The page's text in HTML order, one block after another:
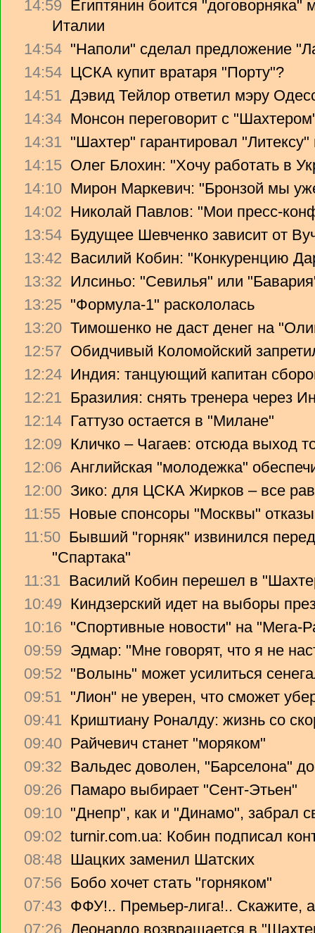
14:59
Египтянин боится
Италии
14:54 "Наполи" сделал предложение
14:54 ЦСКА купит вратаря "Порту"?
14:51 Дэвид Тейлор ответил мэру
14:34 Монсон переговорит с
14:31 "Шахтер" гарантировал
14:15 Олег Блохин: "Хочу работать в
14:10 Мирон Маркевич: "Бронзой мы
14:02 Николай Павлов: "Мои пресс-
13:54 Будущее Шевченко зависит от
13:42 Василий Кобин: "Конкуренцию
13:32 Илсиньо: "Севилья" или
13:25 "Формула-1" раскололась
13:20 Тимошенко не даст денег на
12:57 Обидчивый Коломойский
12:24 Индия: танцующий капитан
12:21 Бразилия: снять тренера через
12:14 Гаттузо остается в "Милане"
12:09 Кличко – Чагаев: отсюда выход
12:06 Английская "молодежка"
12:00 Зико: для ЦСКА Жирков – все
11:55 Новые спонсоры "Москвы"
11:50 Бывший "горняк" извинился
"Спартака"
11:31 Василий Кобин перешел в
10:49 Киндзерский идет на выборы
10:16 "Спортивные новости" на "Мега-
09:59 Эдмар: "Мне говорят, что я не
09:52 "Волынь" может усилиться
09:51 "Лион" не уверен, что сможет
09:41 Криштиану Роналду: жизнь со
09:40 Райчевич станет "моряком"
09:32 Вальдес доволен, "Барселона"
09:26 Памаро выбирает "Сент-Этьен"
09:10 "Днепр", как и "Динамо", забрал
09:02 turnir.com.ua: Кобин подписал
08:48 Шацких заменил Шатских
07:56 Бобо хочет стать "горняком"
07:43 ФФУ!.. Премьер-лига!.. Скажите,
07:26 Леонардо возвращается в